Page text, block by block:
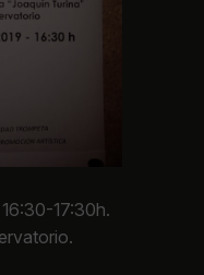
17:30h.